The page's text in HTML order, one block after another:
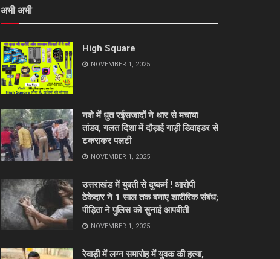
अभी अभी
High Square
NOVEMBER 1, 2025
नशे में धुत रईसजादों ने थार से मचाया
तांडव, गलत दिशा में दौड़ाई गाड़ी डिवाइडर से
टकराकर पलटी
NOVEMBER 1, 2025
उत्तराखंड में युवती से दुष्कर्म ! आरोपी
ठेकेदार ने 1 साल तक बनाए शारीरिक संबंध;
पीड़िता ने पुलिस को सुनाई आपबीती
NOVEMBER 1, 2025
रेवाड़ी में लग्न समारोह में युवक की हत्या,